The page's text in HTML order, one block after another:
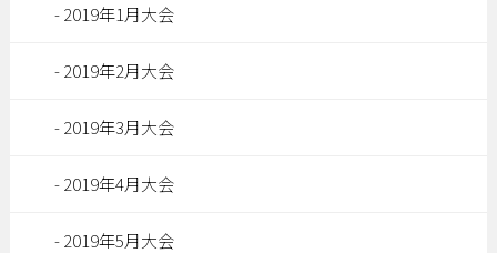
2019年1月大会
2019年2月大会
2019年3月大会
2019年4月大会
2019年5月大会